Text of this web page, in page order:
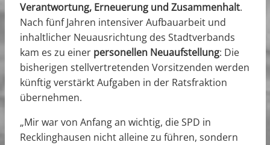
Verantwortung, Erneuerung und Zusammenhalt.
Nach fünf Jahren intensiver Aufbauarbeit und
inhaltlicher Neuausrichtung des Stadtverbands
kam es zu einer personellen Neuaufstellung: Die
bisherigen stellvertretenden Vorsitzenden werden
künftig verstärkt Aufgaben in der Ratsfraktion
übernehmen.
„Mir war von Anfang an wichtig, die SPD in
Recklinghausen nicht alleine zu führen, sondern